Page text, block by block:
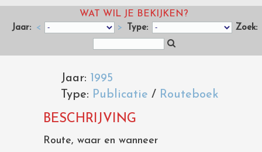
WAT WIL JE BEKIJKEN?
Jaar: < > Type: Zoek:
Jaar: 1995
Type: Publicatie / Routeboek
BESCHRIJVING
Route, waar en wanneer